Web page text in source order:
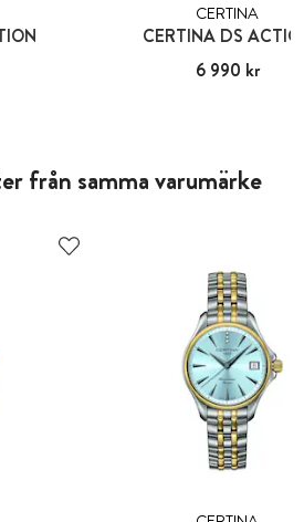
CERTINA
CERTINA DS
Pris:6 990 kr
6 990 kr
från samma varumärke